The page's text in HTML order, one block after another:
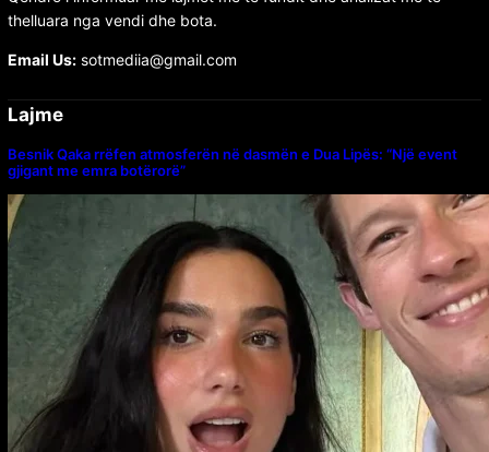
thelluara nga vendi dhe bota.
Email Us:sotmediia@gmail.com
Lajme
Besnik Qaka rrëfen atmosferën në dasmën e Dua Lipës: “Një event
gjigant me emra botërorë”